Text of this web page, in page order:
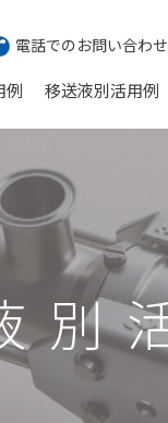
電話でのお問い合わせ
例 移送液別活用例
別